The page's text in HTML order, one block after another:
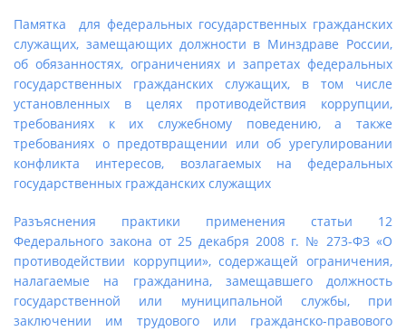
Памятка для федеральных государственных гражданских
служащих, замещающих должности в Минздраве России,
об обязанностях, ограничениях и запретах федеральных
государственных гражданских служащих, в том числе
установленных в целях противодействия коррупции,
требованиях к их служебному поведению, а также
требованиях о предотвращении или об урегулировании
конфликта интересов, возлагаемых на федеральных
государственных гражданских служащих
Разъяснения практики применения статьи 12
Федерального закона от 25 декабря 2008 г. № 273-ФЗ «О
противодействии коррупции», содержащей ограничения,
налагаемые на гражданина, замещавшего должность
государственной или муниципальной службы, при
заключении им трудового или гражданско-правового